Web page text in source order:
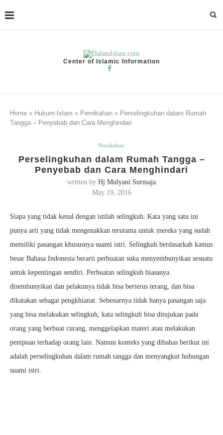
Center of Islamic Information
Home » Hukum Islam » Pernikahan » Perselingkuhan dalam Rumah
Tangga – Penyebab dan Cara Menghindari
Pernikahan
Perselingkuhan dalam Rumah Tangga –
Penyebab dan Cara Menghindari
written by Hj Mulyani Surmaja
May 19, 2016
Siapa yang tidak kenal dengan istilah selingkuh. Kata yang satu ini
punya arti yang tidak mengenakkan terutama untuk mereka yang sudah
memiliki pasangan khususnya suami istri. Selingkuh berdasarkah kamus
besar Bahasa Indonesia berarti perbuatan suka menyembunyikan sesuatu
untuk kepentingan sendiri. Perbuatan selingkuh biasanya
disembunyikan dan pelakunya tidak bisa berterus terang, dan bisa
dikatakan sebagai pengkhianat. Sebenarnya tidak hanya pasangan saja
yang bisa melakukan selingkuh, kata selingkuh bisa ditujukan pada
orang yang berbuat curang, menggelapkan materi atau melakukan
penipuan terhadap orang lain. Namun konteks yang dibahas berikut ini
adalah perselingkuhan dalam rumah tangga dan menyangkut hubungan
suami istri.